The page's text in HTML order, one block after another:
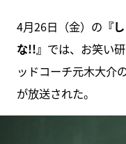
4月26日（金）の 『
な!!』 では、お笑い
ッドコーチ元木大介
が放送された。